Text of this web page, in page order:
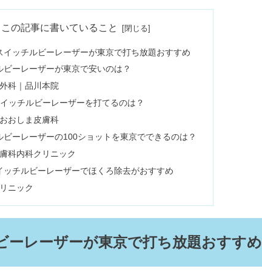
年齢層｜おばさん・40代がバックを持つとダサい？
わない？ださい原因や髪型&かぶり方も
Cとは｜使い方や口コミ・塗るボトックスの効果は？
この記事に書いていること
イッチルビーレーザーが東京で打ち放題おすすめ
ビーレーザーが東京で安いのは？
科｜品川本院
ッチルビーレーザーを打てるのは？
おしま皮膚科
ビーレーザーの100ショットを東京でできるのは？
科内科クリニック
ッチルビーレーザーでほくろ除去がおすすめ
ニック
ーレーザーが東京で打ち放題おすすめ